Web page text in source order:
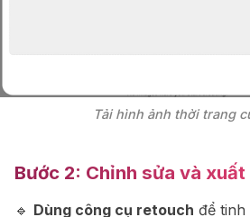
Tải hình ảnh thời trang
Bước 2: Chỉnh sửa và xuất
🔹 Dùng công cụ retouch để tinh